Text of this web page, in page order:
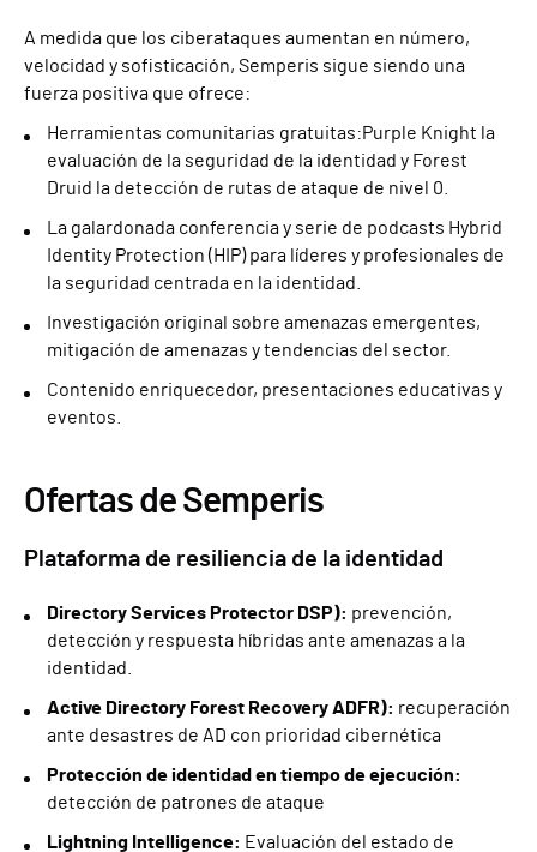
A medida que los ciberataques aumentan en número,
velocidad y sofisticación, Semperis sigue siendo una
fuerza positiva que ofrece:
Herramientas comunitarias gratuitas:Purple Knight la
evaluación de la seguridad de la identidad y Forest
Druid la detección de rutas de ataque de nivel 0.
La galardonada conferencia y serie de podcasts Hybrid
Identity Protection (HIP) para líderes y profesionales de
la seguridad centrada en la identidad.
Investigación original sobre amenazas emergentes,
mitigación de amenazas y tendencias del sector.
Contenido enriquecedor, presentaciones educativas y
eventos.
Ofertas de Semperis
Plataforma de resiliencia de la identidad
Directory Services Protector DSP): prevención,
detección y respuesta híbridas ante amenazas a la
identidad.
Active Directory Forest Recovery ADFR): recuperación
ante desastres de AD con prioridad cibernética
Protección de identidad en tiempo de ejecución:
detección de patrones de ataque
Lightning Intelligence: Evaluación del estado de